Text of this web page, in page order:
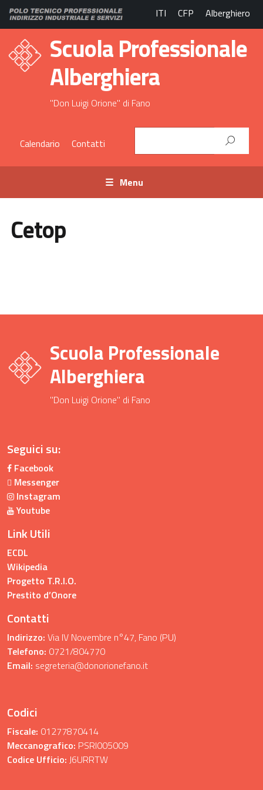
ITI CFP Alberghiero
Scuola Professionale
Alberghiera
"Don Luigi Orione" di Fano
Calendario Contatti
Menu
Cetop
Scuola Professionale
Alberghiera
"Don Luigi Orione" di Fano
Seguici su:
Facebook
Messenger
Instagram
Youtube
Link Utili
ECDL
Wikipedia
Progetto T.R.I.O.
Prestito d’Onore
Contatti
Indirizzo: Via IV Novembre n°47, Fano (PU)
Telefono: 0721/804770
Email: segreteria@donorionefano.it
Codici
Fiscale: 01277870414
Meccanografico: PSRI005009
Codice Ufficio: J6URRTW